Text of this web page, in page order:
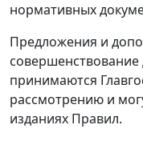
нормативных
Предложения и
принимаются
рассмотрению и
изданиях Правил.